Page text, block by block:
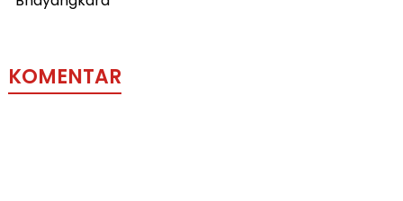
KOMENTAR